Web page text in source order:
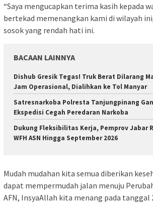
“Saya mengucapkan terima kasih kepada
bertekad memenangkan kami di wilayah
sosok yang rendah hati ini.
BACAAN LAINNYA
Dishub Gresik Tegas! Truk Berat Dilarang
Jam Operasional, Dialihkan ke Tol Manyar
Satresnarkoba Polresta Tanjungpinang
Ekspedisi Cegah Peredaran Narkoba
Dukung Fleksibilitas Kerja, Pemprov Jabar
WFH ASN Hingga September 2026
Mudah mudahan kita semua diberikan
dapat mempermudah jalan menuju
AFN, InsyaAllah kita menang pada tanggal